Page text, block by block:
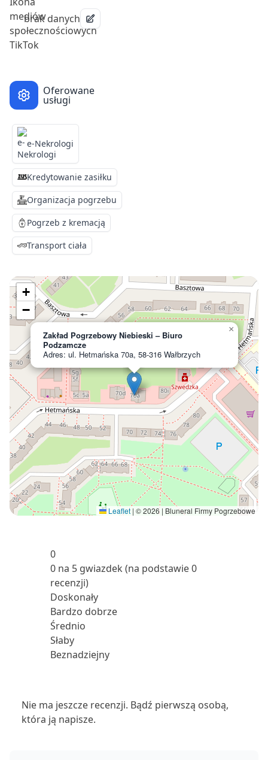
brak danych
Oferowane
usługi
e-Nekrologi
Kredytowanie zasiłku
Organizacja pogrzebu
Pogrzeb z kremacją
Transport ciała
Zakład Pogrzebowy Niebieski – Biuro
Podzamcze
Adres: ul. Hetmańska 70a, 58-316 Wałbrzych
×
+
−
Leaflet | © 2026 | Bluneral Firmy Pogrzebowe
0
0 na 5 gwiazdek (na podstawie 0
recenzji)
Doskonały
Bardzo dobrze
Średnio
Słaby
Beznadziejny
Nie ma jeszcze recenzji. Bądź pierwszą osobą,
która ją napisze.